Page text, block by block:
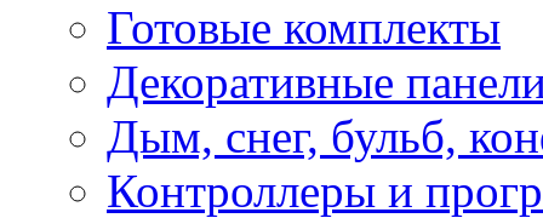
Готовые комплекты
Декоративные
Дым, снег, бульб,
Контроллеры и